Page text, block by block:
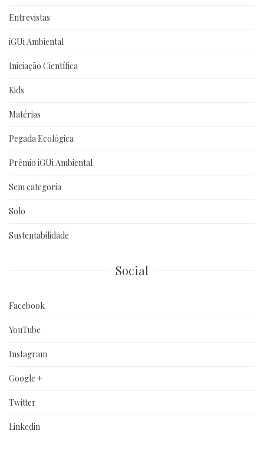
Entrevistas
iGUi Ambiental
Iniciação Científica
Kids
Matérias
Pegada Ecológica
Prêmio iGUi Ambiental
Sem categoria
Solo
Sustentabilidade
Social
Facebook
YouTube
Instagram
Google +
Twitter
Linkedin